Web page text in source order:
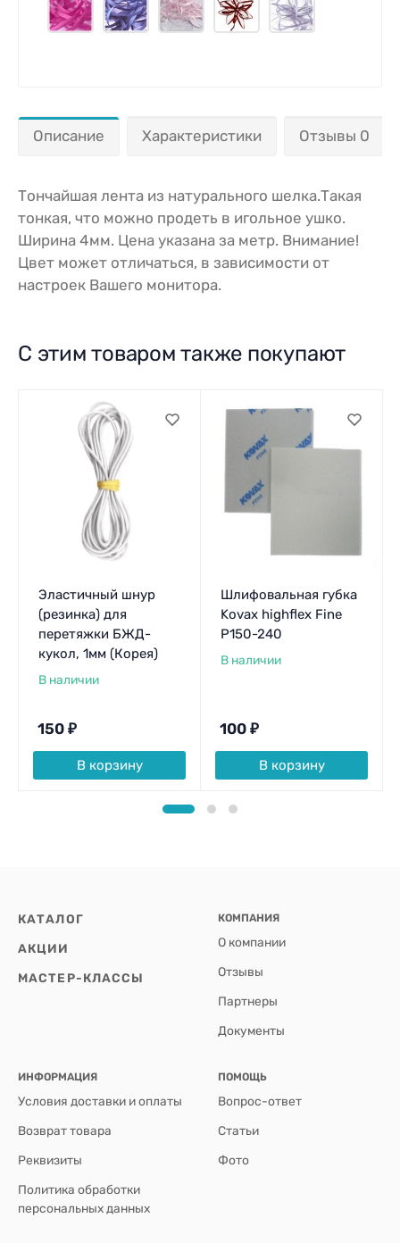
Описание Характеристики Отзывы 0
Тончайшая лента из натурального шелка.Такая
тонкая, что можно продеть в игольное ушко.
Ширина 4мм. Цена указана за метр. Внимание!
Цвет может отличаться, в зависимости от
настроек Вашего монитора.
С этим товаром также покупают
Эластичный шнур
(резинка) для
перетяжки БЖД-
кукол, 1мм (Корея)
В наличии
150 ₽
В корзину
Шлифовальная губка
Kovax highflex Fine
P150-240
В наличии
100 ₽
В корзину
КАТАЛОГ
АКЦИИ
МАСТЕР-КЛАССЫ
КОМПАНИЯ
О компании
Отзывы
Партнеры
Документы
ИНФОРМАЦИЯ
Условия доставки и оплаты
Возврат товара
Реквизиты
Политика обработки
персональных данных
ПОМОЩЬ
Вопрос-ответ
Статьи
Фото